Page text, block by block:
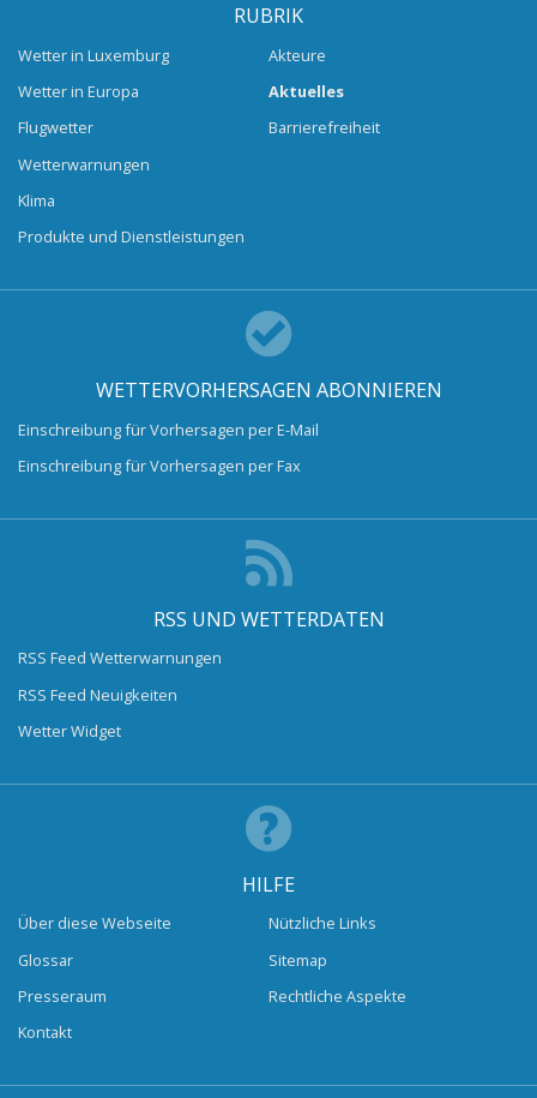
RUBRIK
Wetter in Luxemburg
Wetter in Europa
Flugwetter
Wetterwarnungen
Klima
Produkte und Dienstleistungen
Akteure
Aktuelles
Barrierefreiheit
WETTERVORHERSAGEN ABONNIEREN
Einschreibung für Vorhersagen per E-Mail
Einschreibung für Vorhersagen per Fax
RSS UND WETTERDATEN
RSS Feed Wetterwarnungen
RSS Feed Neuigkeiten
Wetter Widget
HILFE
Über diese Webseite
Glossar
Presseraum
Kontakt
Nützliche Links
Sitemap
Rechtliche Aspekte